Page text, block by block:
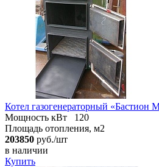
Котел газогенераторный «Бастион
Мощность кВт
120
Площадь отопления, м2
203850 руб./шт
в наличии
Купить